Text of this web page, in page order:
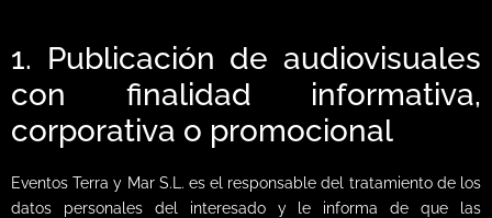
1. Publicación de audiovisuales
con finalidad informativa,
corporativa o promocional
Eventos Terra y Mar S.L. es el responsable del tratamiento de los
datos personales del interesado y le informa de que las